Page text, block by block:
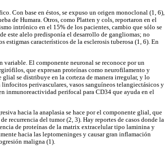
Con base en éstos, se expuso un origen monoclonal (1, 6),
de Humara. Otros, como Platten y cols, reportaron en el
intrónico en el 15% de los pacientes, cambio que sólo se
este alelo predisponía el desarrollo de gangliomas; no
estigmas característicos de la esclerosis tuberosa (1, 6). En
El componente neuronal se reconoce por un
que expresan proteínas como neurofilamento y
se distribuye en la corteza de manera irregular, y lo
perivasculares, vasos sanguíneos telangiectásicos y
inmunoreactividad perifocal para CD34 que ayuda en el
hacia la anaplasia se hace por el componente glial, que
recurrencia del tumor (2, 3). Hay reportes de casos donde la
de proteínas de la matrix extracelular tipo laminina y
hacia las leptomeninges y causar gran inflamación
maligna (1).